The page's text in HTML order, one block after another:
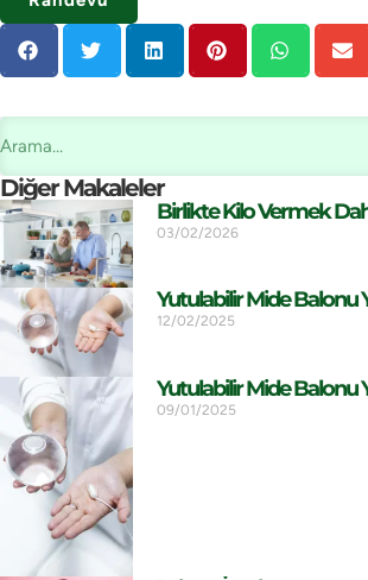
Diğer Makaleler
Birlikte Kilo Vermek
03/02/2026
Yutulabilir Mide Balonu
12/02/2025
Yutulabilir Mide Balonu
09/01/2025